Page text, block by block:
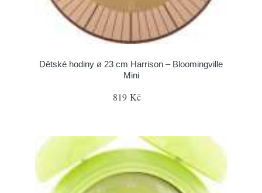
Dětské hodiny ø 23 cm Harrison – Bloomingville
Mini
819 Kč